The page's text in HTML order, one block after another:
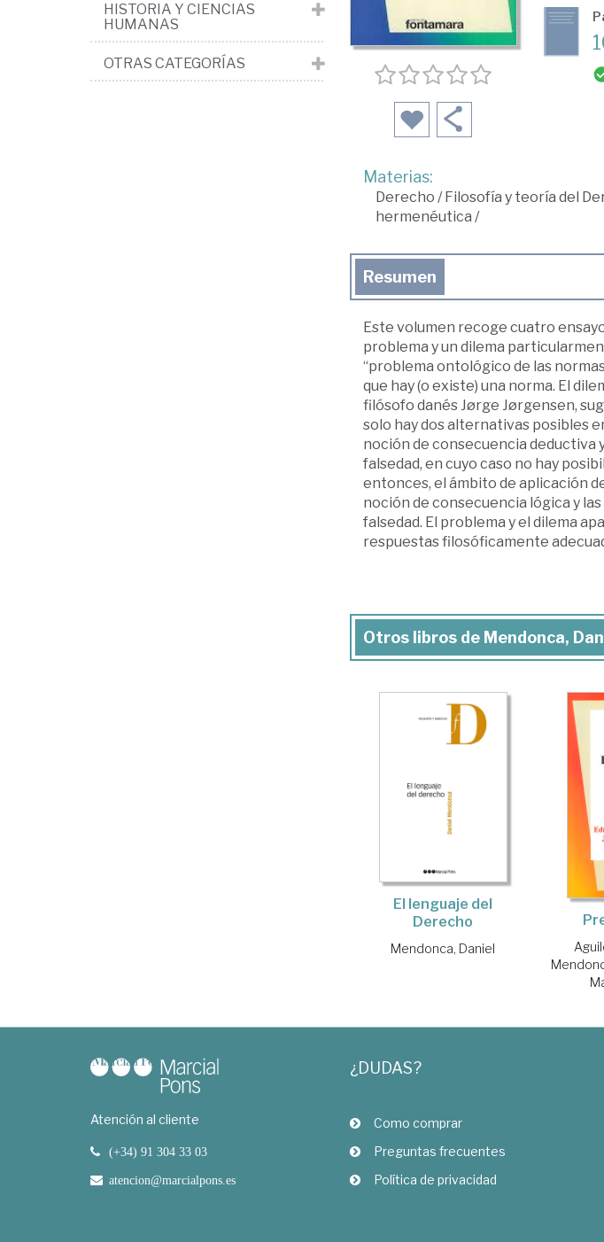
Materias:
Derecho /Filosofía y teoría del
hermenéutica /
Resumen
Este volumen recoge cuatro
problema y un dilema
“problema ontológico de las
que hay (o existe) una norma. El
filósofo danés Jørge Jørgensen,
solo hay dos alternativas posibles
noción de consecuencia deductiva
falsedad, en cuyo caso no hay
entonces, el ámbito de aplicación
noción de consecuencia lógica y
falsedad. El problema y el dilema
respuestas filosóficamente
Otros libros de Mendonca,
El lenguaje del
Derecho
Mendonca, Daniel
HISTORIA Y CIENCIAS
HUMANAS
OTRAS CATEGORÍAS
Atención al cliente
(+34) 91 304 33 03
atencion@marcialpons.es
¿DUDAS?
Como comprar
Preguntas frecuentes
Política de privacidad